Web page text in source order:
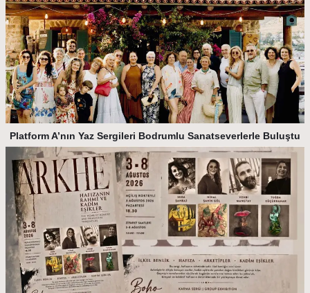
Platform A’nın Yaz Sergileri Bodrumlu Sanatseverlerle Buluştu